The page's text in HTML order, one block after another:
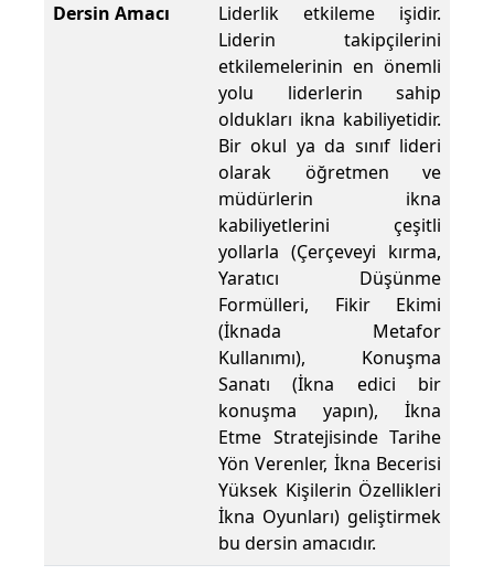
Dersin Amacı
Liderlik etkileme işidir.
Liderin takipçilerini
etkilemelerinin en önemli
yolu liderlerin sahip
oldukları ikna kabiliyetidir.
Bir okul ya da sınıf lideri
olarak öğretmen ve
müdürlerin ikna
kabiliyetlerini çeşitli
yollarla (Çerçeveyi kırma,
Yaratıcı Düşünme
Formülleri, Fikir Ekimi
(İknada Metafor
Kullanımı), Konuşma
Sanatı (İkna edici bir
konuşma yapın), İkna
Etme Stratejisinde Tarihe
Yön Verenler, İkna Becerisi
Yüksek Kişilerin Özellikleri
İkna Oyunları) geliştirmek
bu dersin amacıdır.